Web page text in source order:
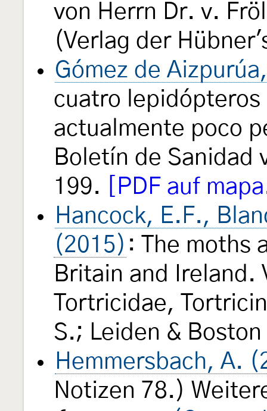
von Herrn Dr. v.
(Verlag der
Gómez de
cuatro
actualmente poco
Boletín de Sanidad
199.
[PDF auf
Hancock, E.F.,
(2015) : The moths
Britain and Ireland.
Tortricidae,
S.; Leiden &
Hemmersbach, A.
Notizen 78.)